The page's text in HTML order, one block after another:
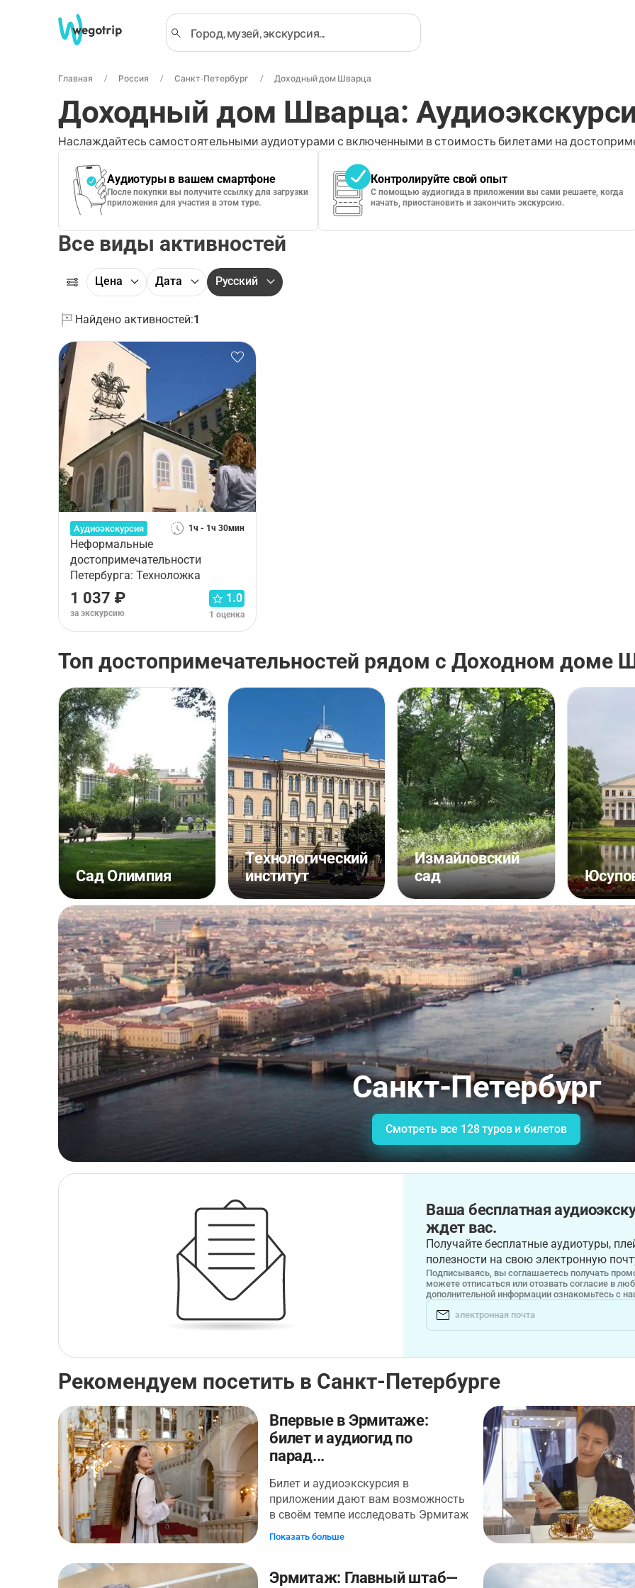
Главная Россия Санкт-Петербург Доходный дом Шварца
Доходный дом Шварца:
Наслаждайтесь самостоятельными аудиотурами с включенными в стоимость билетами на
Аудиотуры в вашем смартфоне
После покупки вы получите ссылку для загрузки
приложения для участия в этом туре.
Контролируйте свой опыт
С помощью аудиогида в приложении вы сами решаете, когда
начать, приостановить и закончить экскурсию.
Все виды активностей
Цена Дата Русский
Найдено активностей:1
Аудиоэкскурсия 1ч - 1ч 30мин
Неформальные
достопримечательности
Петербурга: Техноложка
1 037 ₽
за экскурсию
1.0
1 оценка
Топ достопримечательностей рядом с Доходном доме
Сад Олимпия
Технологический
институт
Измайловский
сад
Санкт-Петербург
Смотреть все 128 туров и билетов
Ваша бесплатная
ждет вас.
Получайте бесплатные аудиотуры,
полезности на свою электронную
Подписываясь, вы соглашаетесь получать
можете отписаться или отозвать согласие в
дополнительной информации ознакомьтесь с
Рекомендуем посетить в Санкт-Петербурге
Впервые в Эрмитаже:
билет и аудиогид по
парад...
Билет и аудиоэкскурсия в
приложении дают вам возможность
в своём темпе исследовать Эрмитаж
— второй по величине
маршрут по всем залам составит 24
Показать больше
Эрмитаж: Главный штаб—